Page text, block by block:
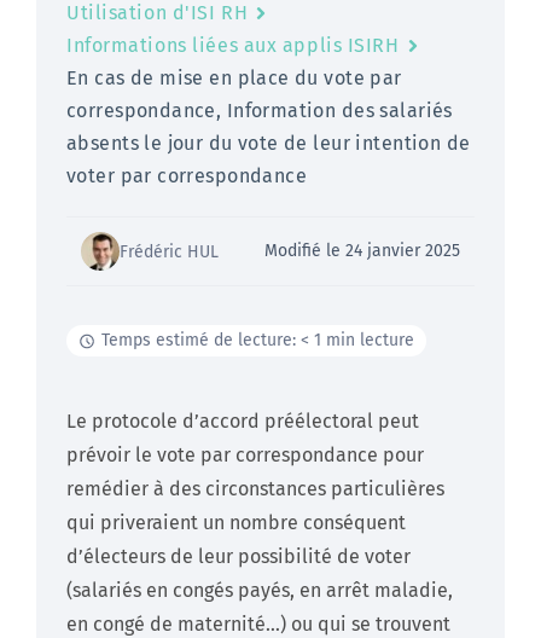
Utilisation d'ISI RH
Informations liées aux applis ISIRH
En cas de mise en place du vote par
correspondance, Information des salariés
absents le jour du vote de leur intention de
voter par correspondance
Frédéric HUL Modifié le 24 janvier 2025
Temps estimé de lecture: < 1 min lecture
Le protocole d’accord préélectoral peut
prévoir le vote par correspondance pour
remédier à des circonstances particulières
qui priveraient un nombre conséquent
d’électeurs de leur possibilité de voter
(salariés en congés payés, en arrêt maladie,
en congé de maternité…) ou qui se trouvent